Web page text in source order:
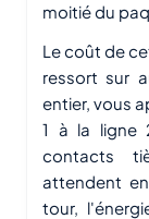
moitié du
Le coût de
ressort sur
entier, vous
1 à la ligne
contacts
attendent
tour,